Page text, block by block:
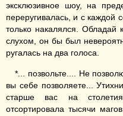
эксклюзивное шоу, на
переругивалась, и с каждой
только накалялся. Обладай
слухом, он бы был
ругалась на два голоса.
*... позвольте.... Не
вы себе позволяете...
старше вас на
отсортировала тысячи